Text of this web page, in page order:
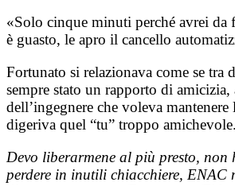
«Solo cinque minuti perché avrei da
è guasto, le apro il cancello
Fortunato si relazionava come se tra
sempre stato un rapporto di amicizia,
dell’ingegnere che voleva mantenere
digeriva quel “tu” troppo
Devo liberarmene al più presto, non
perdere in inutili chiacchiere, ENAC